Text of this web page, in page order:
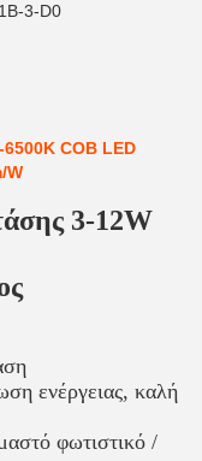
3-D0
COB LED
W
3-12W
ενέργειας, καλή
φωτιστικό /